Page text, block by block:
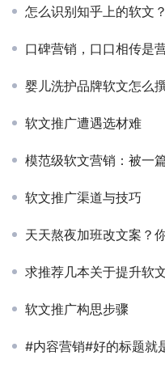
怎么识别知乎上的软文？
口碑营销，口口相传是
婴儿洗护品牌软文怎么撰写
软文推广遭遇选材难
模范级软文营销：被一
软文推广渠道与技巧
天天熬夜加班改文案？
求推荐几本关于提升软
软文推广构思步骤
#内容营销#好的标题就